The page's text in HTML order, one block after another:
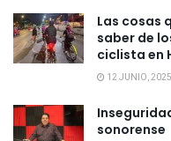
Las cosas
saber de
ciclista en
12 JUNIO, 2025
sonorense